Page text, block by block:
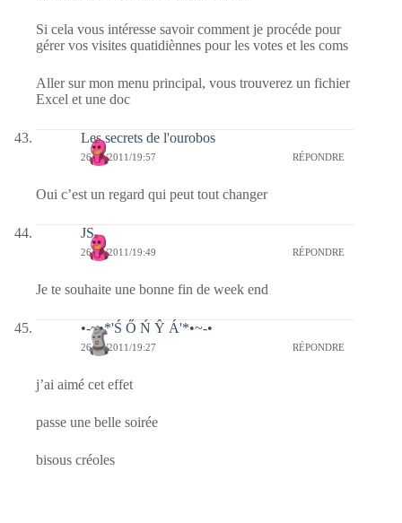
Si cela vous intéresse savoir comment je procéde pour
gérer vos visites quatidiènnes pour les votes et les coms
Aller sur mon menu principal, vous trouverez un fichier
Excel et une doc
Les secrets de l'ourobos
26/06/2011/19:57 RÉPONDRE
Oui c’est un regard qui peut tout changer
JS
26/06/2011/19:49 RÉPONDRE
Je te souhaite une bonne fin de week end
•-~•*'Ś Ő Ń Ŷ Á'*•~-•
26/06/2011/19:27 RÉPONDRE
j’ai aimé cet effet
passe une belle soirée
bisous créoles